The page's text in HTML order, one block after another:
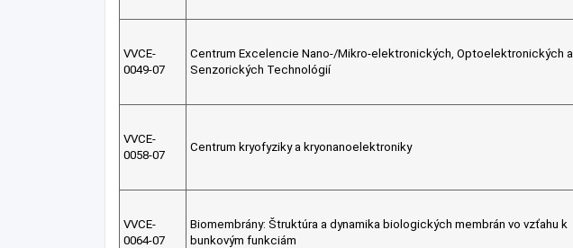
VVCE-
0049-07
Centrum Excelencie Nano-/Mikro-elektronických, Optoelektronických a
Senzorických Technológií
VVCE-
0058-07
Centrum kryofyziky a kryonanoelektroniky
VVCE-
0064-07
Biomembrány: Štruktúra a dynamika biologických membrán vo vzťahu k
bunkovým funkciám